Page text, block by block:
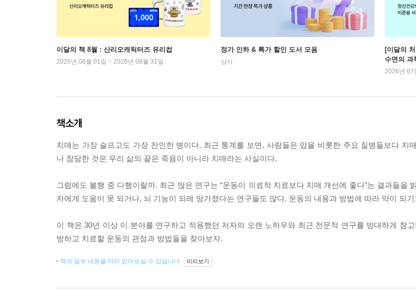
이달의 책 8월 : 산리오캐릭터즈 유리컵
2026년 08월 01일 ~ 2026년 08월 31일
정가 인하 & 특가 할인 도서 모음
상시
[이달의
수면의 과
2026년 07
책소개
치매는 가장 슬프고도 가장 잔인한 병이다. 최근 통계를 보면, 사람들은 암을 비롯한 주요 질병들보다 치
나 참담한 것은 우리 삶의 끝은 죽음이 아니라 치매라는 사실이다.
그럼에도 불행 중 다행이랄까. 최근 많은 연구는 “운동이 의료적 치료보다 치매 개선에 좋다”는 결과들을
자에게 도움이 못 되거나, 뇌 기능이 되레 망가졌다는 연구들도 많다. 운동의 내용과 방법에 따라 약이 되
이 책은 30년 이상 이 분야를 연구하고 적용했던 저자의 오랜 노하우와 최근 전문적 연구를 방대하게 참
방하고 치료할 운동의 관점과 방법들을 찾아보자.
책의 일부 내용을 미리 읽어보실 수 있습니다. 미리보기